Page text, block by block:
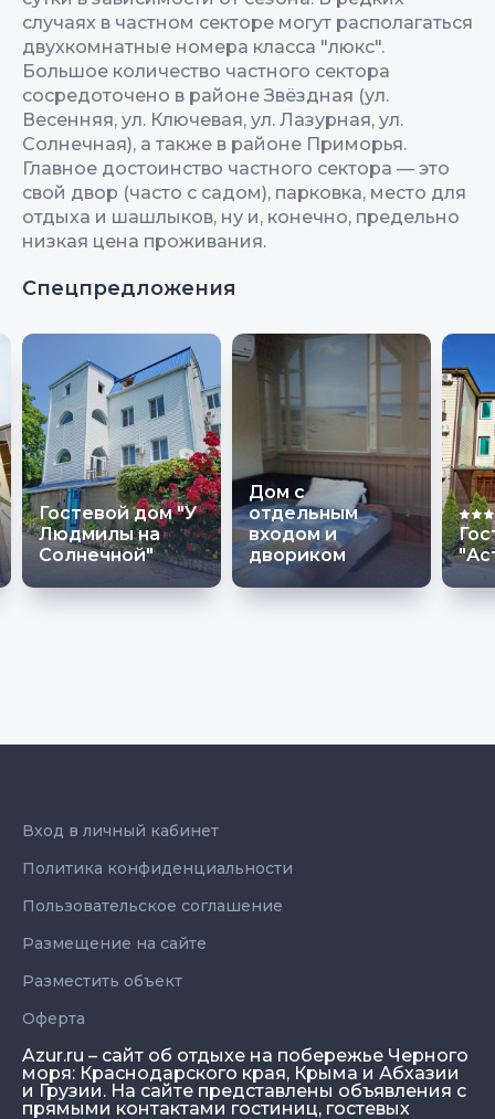
случаях в частном секторе могут располагаться
двухкомнатные номера класса "люкс".
Большое количество частного сектора
сосредоточено в районе Звёздная (ул.
Весенняя, ул. Ключевая, ул. Лазурная, ул.
Солнечная), а также в районе Приморья.
Главное достоинство частного сектора — это
свой двор (часто с садом), парковка, место для
отдыха и шашлыков, ну и, конечно, предельно
низкая цена проживания.
Спецпредложения
Гостевой дом "У
Людмилы на
Солнечной"
Дом с
отдельным
входом и
двориком
Azur.ru – сайт об отдыхе на побережье Черного
моря: Краснодарского края, Крыма и Абхазии
и Грузии. На сайте представлены объявления с
прямыми контактами гостиниц, гостевых
Вход в личный кабинет
Политика конфиденциальности
Пользовательское соглашение
Размещение на сайте
Разместить объект
Оферта